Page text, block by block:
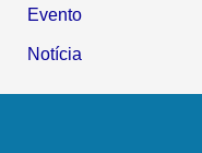
Evento
Notícia